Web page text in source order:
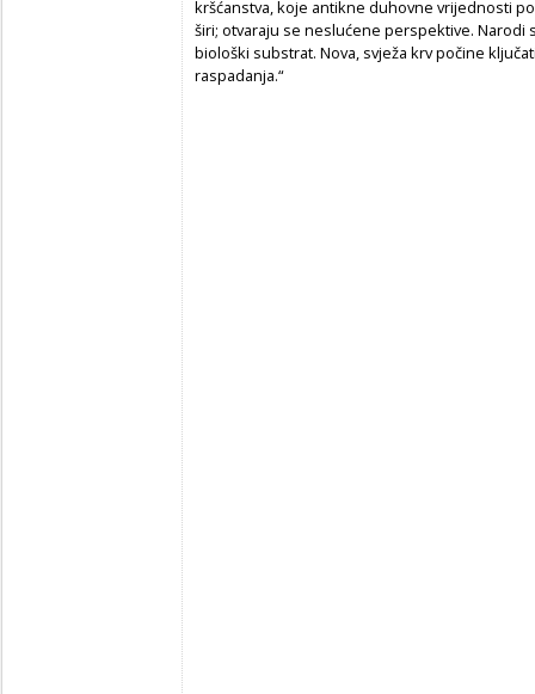
kršćanstva, koje antikne duhovne vrijednosti
širi; otvaraju se neslućene perspektive. Narodi
biološki substrat. Nova, svježa krv počine
raspadanja.“